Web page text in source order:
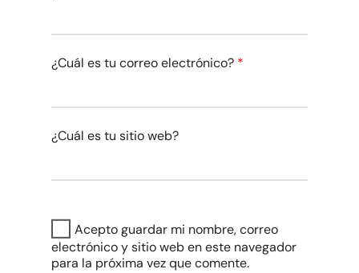
¿Cuál es tu correo electrónico? *
¿Cuál es tu sitio web?
Acepto guardar mi nombre, correo
electrónico y sitio web en este navegador
para la próxima vez que comente.